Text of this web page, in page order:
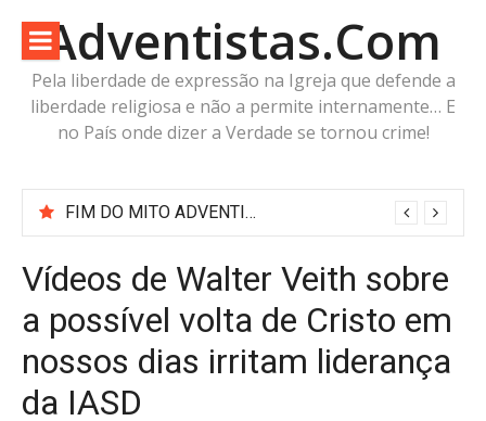
para
conteúdo
Adventistas.Com
Pela liberdade de expressão na Igreja que defende a
liberdade religiosa e não a permite internamente… E
no País onde dizer a Verdade se tornou crime!
FIM DO MITO ADVENTISTA DE ÓRION — Não Olhemos para o Caçador: Olhemos para o Cordeiro
Vídeos de Walter Veith sobre
a possível volta de Cristo em
nossos dias irritam liderança
da IASD